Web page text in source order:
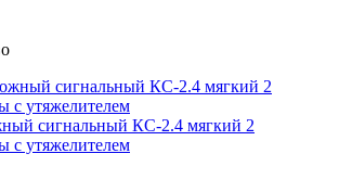
сигнальный КС-2.4 мягкий 2
с утяжелителем